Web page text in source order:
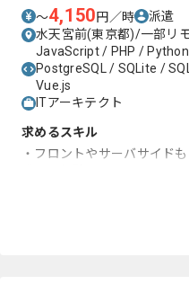
〜4,150円／時
派遣
水天宮前(東京都)/一部リ
JavaScript / PHP /
PostgreSQL / SQLite /
Vue.js
ITアーキテクト
求めるスキル
・フロントやサーバサイド